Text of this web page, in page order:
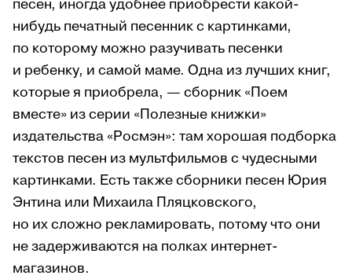
песен, иногда удобнее приобрести какой-
нибудь печатный песенник с картинками,
по которому можно разучивать песенки
и ребенку, и самой маме. Одна из лучших книг,
которые я приобрела, — сборник «Поем
вместе» из серии «Полезные книжки»
издательства «Росмэн»: там хорошая подборка
текстов песен из мультфильмов с чудесными
картинками. Есть также сборники песен Юрия
Энтина или Михаила Пляцковского,
но их сложно рекламировать, потому что они
не задерживаются на полках интернет-
магазинов.